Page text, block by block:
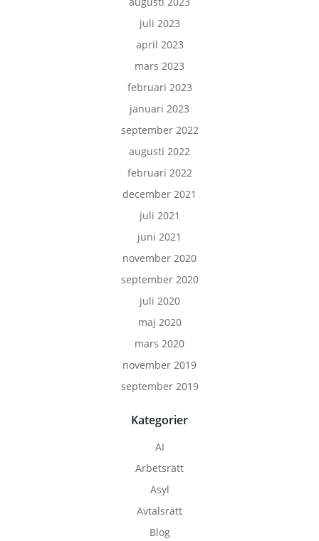
juli 2023
april 2023
mars 2023
februari 2023
januari 2023
september 2022
augusti 2022
februari 2022
december 2021
juli 2021
juni 2021
november 2020
september 2020
juli 2020
maj 2020
mars 2020
november 2019
september 2019
Kategorier
AI
Arbetsrätt
Asyl
Avtalsrätt
Blog